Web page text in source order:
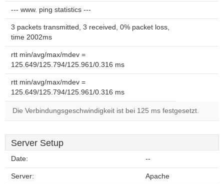
--- www. ping statistics ---
3 packets transmitted, 3 received, 0% packet loss,
time 2002ms
rtt min/avg/max/mdev =
125.649/125.794/125.961/0.316 ms
rtt min/avg/max/mdev =
125.649/125.794/125.961/0.316 ms
Die Verbindungsgeschwindigkeit ist bei 125 ms festgesetzt.
Server Setup
Date: --
Server: Apache